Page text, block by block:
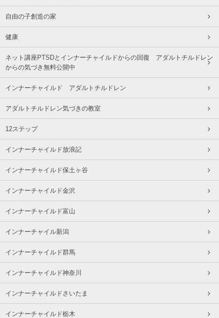
自由の子創造の家
健康
ネット講座PTSDとインナーチャイルドからの回復 アダルトチルドレン
からの気づき無料公開中
インナーチャイルド アダルトチルドレン
アダルトチルドレン気づきの教室
12ステップ
インナーチャイルド放浪記
インナーチャイルド保土ヶ谷
インナーチャイルド金沢
インナーチャイルド富山
インナーチャイル新潟
インナーチャイルド群馬
インナーチャイルド神奈川
インナーチャイルドさいたま
インナーチャイルド栃木